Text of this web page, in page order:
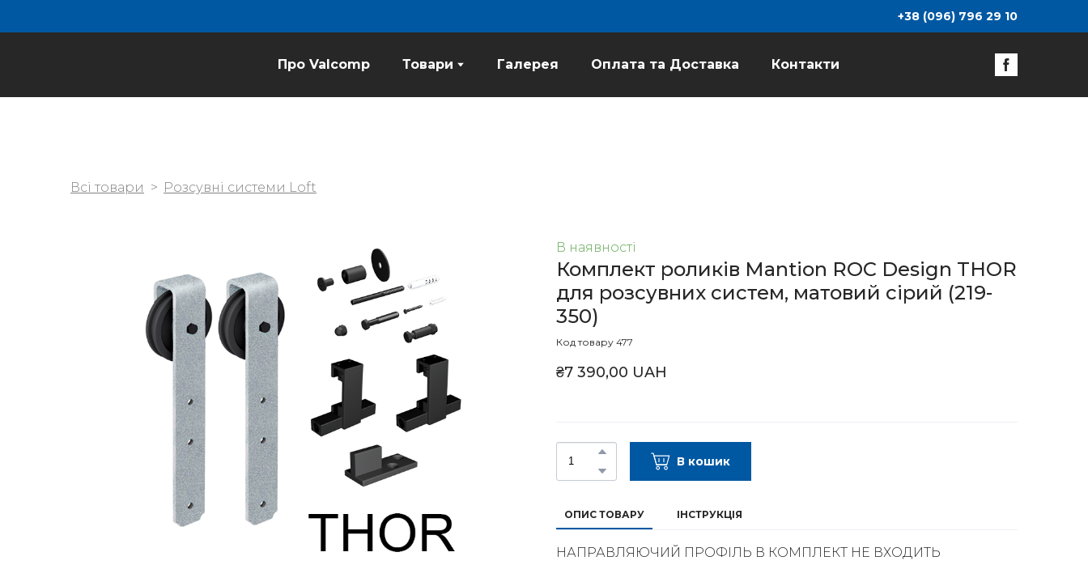
+38 (096) 796 29 10
Про Valcomp Товари Галерея Оплата та Доставка Контакти
Всі товари Розсувні системи Loft
В наявності
Комплект роликів Mantion ROC Design THOR
для розсувних систем, матовий сірий (219-
350)
Код товару 477
₴7 390,00 UAH
В кошик
ОПИС ТОВАРУ ІНСТРУКЦІЯ
НАПРАВЛЯЮЧИЙ ПРОФІЛЬ В КОМПЛЕКТ НЕ ВХОДИТЬ